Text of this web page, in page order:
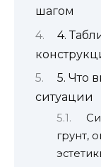
шагом
4.
5. Что
ситуации
грунт,